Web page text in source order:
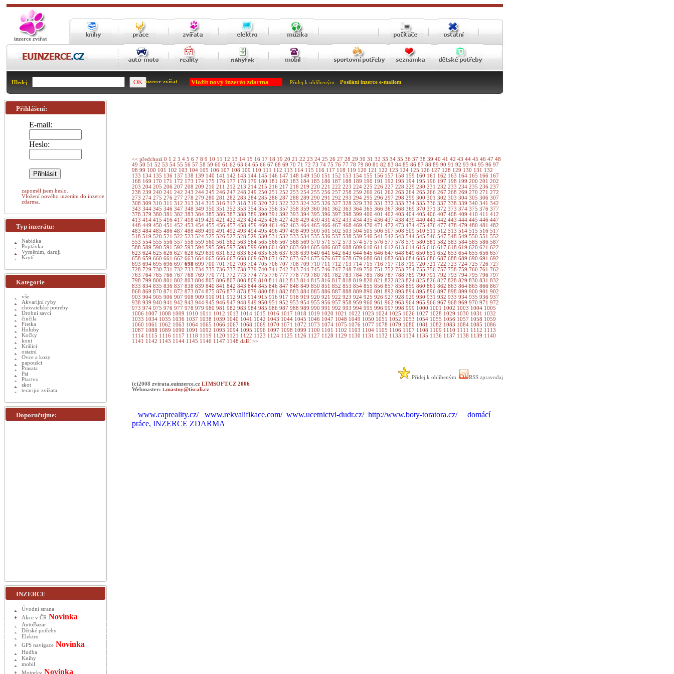
inzerce zvířat
Hledej inzerce zvířat Vložit nový inzerát zdarma Přidej k oblíbeným Posílání inzerce e-mailem
<< předchozí 0 1 2 3 4 5 6 7 8 9 10 11 12 13 14 15 16 17 18 19 20 21 22 23 24 25 26 27 28 29 30 31 32 33 34 35 36 37 38 39 40 41 42 43 44 45 46 47 48
49 50 51 52 53 54 55 56 57 58 59 60 61 62 63 64 65 66 67 68 69 70 71 72 73 74 75 76 77 78 79 80 81 82 83 84 85 86 87 88 89 90 91 92 93 94 95 96 97
98 99 100 101 102 103 104 105 106 107 108 109 110 111 112 113 114 115 116 117 118 119 120 121 122 123 124 125 126 127 128 129 130 131 132
133 134 135 136 137 138 139 140 141 142 143 144 145 146 147 148 149 150 151 152 153 154 155 156 157 158 159 160 161 162 163 164 165 166 167
168 169 170 171 172 173 174 175 176 177 178 179 180 181 182 183 184 185 186 187 188 189 190 191 192 193 194 195 196 197 198 199 200 201 202
203 204 205 206 207 208 209 210 211 212 213 214 215 216 217 218 219 220 221 222 223 224 225 226 227 228 229 230 231 232 233 234 235 236 237
238 239 240 241 242 243 244 245 246 247 248 249 250 251 252 253 254 255 256 257 258 259 260 261 262 263 264 265 266 267 268 269 270 271 272
273 274 275 276 277 278 279 280 281 282 283 284 285 286 287 288 289 290 291 292 293 294 295 296 297 298 299 300 301 302 303 304 305 306 307
308 309 310 311 312 313 314 315 316 317 318 319 320 321 322 323 324 325 326 327 328 329 330 331 332 333 334 335 336 337 338 339 340 341 342
343 344 345 346 347 348 349 350 351 352 353 354 355 356 357 358 359 360 361 362 363 364 365 366 367 368 369 370 371 372 373 374 375 376 377
378 379 380 381 382 383 384 385 386 387 388 389 390 391 392 393 394 395 396 397 398 399 400 401 402 403 404 405 406 407 408 409 410 411 412
413 414 415 416 417 418 419 420 421 422 423 424 425 426 427 428 429 430 431 432 433 434 435 436 437 438 439 440 441 442 443 444 445 446 447
448 449 450 451 452 453 454 455 456 457 458 459 460 461 462 463 464 465 466 467 468 469 470 471 472 473 474 475 476 477 478 479 480 481 482
483 484 485 486 487 488 489 490 491 492 493 494 495 496 497 498 499 500 501 502 503 504 505 506 507 508 509 510 511 512 513 514 515 516 517
518 519 520 521 522 523 524 525 526 527 528 529 530 531 532 533 534 535 536 537 538 539 540 541 542 543 544 545 546 547 548 549 550 551 552
553 554 555 556 557 558 559 560 561 562 563 564 565 566 567 568 569 570 571 572 573 574 575 576 577 578 579 580 581 582 583 584 585 586 587
588 589 590 591 592 593 594 595 596 597 598 599 600 601 602 603 604 605 606 607 608 609 610 611 612 613 614 615 616 617 618 619 620 621 622
623 624 625 626 627 628 629 630 631 632 633 634 635 636 637 638 639 640 641 642 643 644 645 646 647 648 649 650 651 652 653 654 655 656 657
658 659 660 661 662 663 664 665 666 667 668 669 670 671 672 673 674 675 676 677 678 679 680 681 682 683 684 685 686 687 688 689 690 691 692
693 694 695 696 697 698 699 700 701 702 703 704 705 706 707 708 709 710 711 712 713 714 715 716 717 718 719 720 721 722 723 724 725 726 727
728 729 730 731 732 733 734 735 736 737 738 739 740 741 742 743 744 745 746 747 748 749 750 751 752 753 754 755 756 757 758 759 760 761 762
763 764 765 766 767 768 769 770 771 772 773 774 775 776 777 778 779 780 781 782 783 784 785 786 787 788 789 790 791 792 793 794 795 796 797
798 799 800 801 802 803 804 805 806 807 808 809 810 811 812 813 814 815 816 817 818 819 820 821 822 823 824 825 826 827 828 829 830 831 832
833 834 835 836 837 838 839 840 841 842 843 844 845 846 847 848 849 850 851 852 853 854 855 856 857 858 859 860 861 862 863 864 865 866 867
868 869 870 871 872 873 874 875 876 877 878 879 880 881 882 883 884 885 886 887 888 889 890 891 892 893 894 895 896 897 898 899 900 901 902
903 904 905 906 907 908 909 910 911 912 913 914 915 916 917 918 919 920 921 922 923 924 925 926 927 928 929 930 931 932 933 934 935 936 937
938 939 940 941 942 943 944 945 946 947 948 949 950 951 952 953 954 955 956 957 958 959 960 961 962 963 964 965 966 967 968 969 970 971 972
973 974 975 976 977 978 979 980 981 982 983 984 985 986 987 988 989 990 991 992 993 994 995 996 997 998 999 1000 1001 1002 1003 1004 1005
1006 1007 1008 1009 1010 1011 1012 1013 1014 1015 1016 1017 1018 1019 1020 1021 1022 1023 1024 1025 1026 1027 1028 1029 1030 1031 1032
1033 1034 1035 1036 1037 1038 1039 1040 1041 1042 1043 1044 1045 1046 1047 1048 1049 1050 1051 1052 1053 1054 1055 1056 1057 1058 1059
1060 1061 1062 1063 1064 1065 1066 1067 1068 1069 1070 1071 1072 1073 1074 1075 1076 1077 1078 1079 1080 1081 1082 1083 1084 1085 1086
1087 1088 1089 1090 1091 1092 1093 1094 1095 1096 1097 1098 1099 1100 1101 1102 1103 1104 1105 1106 1107 1108 1109 1110 1111 1112 1113
1114 1115 1116 1117 1118 1119 1120 1121 1122 1123 1124 1125 1126 1127 1128 1129 1130 1131 1132 1133 1134 1135 1136 1137 1138 1139 1140
1141 1142 1143 1144 1145 1146 1147 1148 další >>
Přidej k oblíbeným
RSS zpravodaj
(c)2008 zvirata.euinzerce.cz LTMSOFT.CZ 2006
Webmaster: t.mastny@tiscali.cz
www.capreality.cz/ www.rekvalifikace.com/ www.ucetnictvi-dudr.cz/ http://www.boty-toratora.cz/
domácí
práce, INZERCE ZDARMA
Přihlášení:
E-mail:
Heslo:
zapoměl jsem heslo.
Vložení nového inzerátu do inzerce
zdarma.
Typ inzerátu:
Nabídka
Poptávka
Vyměnim, daruji
Krytí
Kategorie
vše
Akvarijní ryby
chovatelské potreby
Drobní savci
činčila
Fretka
Holuby
Kočky
koni
Králici
ostatní
Ovce a kozy
papoušci
Prasata
Psi
Ptactvo
skot
terarijni zvížata
Doporučujme:
INZERCE
Úvodní strana
Akce v ČR Novinka
AutoBazar
Dětské potřeby
Elektro
GPS navigace Novinka
Hudba
Knihy
mobil
Motorky Novinka